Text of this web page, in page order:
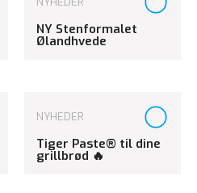
NY Stenformalet
Ølandhvede
NYHEDER
Tiger Paste® til dine
grillbrød 🔥